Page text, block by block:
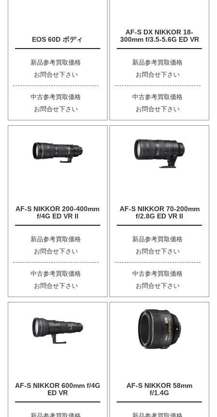
EOS 60D ボディ
新品参考買取価格
お問合せ下さい
中古参考買取価格
お問合せ下さい
AF-S DX NIKKOR 18-
300mm f/3.5-5.6G ED VR
新品参考買取価格
お問合せ下さい
中古参考買取価格
お問合せ下さい
AF-S NIKKOR 200-400mm
f/4G ED VR II
新品参考買取価格
お問合せ下さい
中古参考買取価格
お問合せ下さい
AF-S NIKKOR 70-200mm
f/2.8G ED VR II
新品参考買取価格
お問合せ下さい
中古参考買取価格
お問合せ下さい
AF-S NIKKOR 600mm f/4G
ED VR
AF-S NIKKOR 58mm
f/1.4G